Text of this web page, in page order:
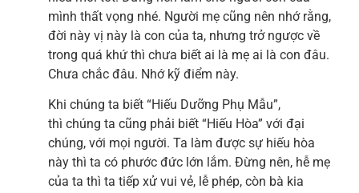
mình thất vọng nhé. Người mẹ cũng nên nhớ rằng,
đời này vị này là con của ta, nhưng trở ngược về
trong quá khứ thì chưa biết ai là mẹ ai là con đâu.
Chưa chắc đâu. Nhớ kỹ điểm này.
Khi chúng ta biết “Hiếu Dưỡng Phụ Mẫu”,
thì chúng ta cũng phải biết “Hiếu Hòa” với đại
chúng, với mọi người. Ta làm được sự hiếu hòa
này thì ta có phước đức lớn lắm. Đừng nên, hễ mẹ
của ta thì ta tiếp xử vui vẻ, lễ phép, còn bà kia